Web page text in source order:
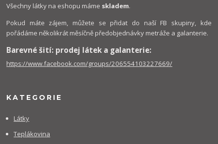
Všechny látky na eshopu máme skladem.
Pokud máte zájem, můžete se přidat do naší FB skupiny, kde
pořádáme několikrát měsíčně předobjednávky metráže a galanterie.
Barevné šití: prodej látek a galanterie:
https://www.facebook.com/groups/206554103227669/
KATEGORIE
Látky
Teplákovina